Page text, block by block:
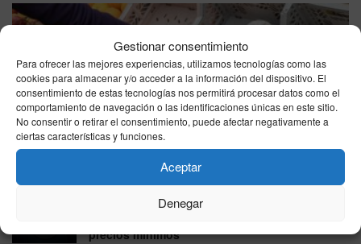
Gestionar consentimiento
Para ofrecer las mejores experiencias, utilizamos tecnologías como las
cookies para almacenar y/o acceder a la información del dispositivo. El
consentimiento de estas tecnologías nos permitirá procesar datos como el
comportamiento de navegación o las identificaciones únicas en este sitio.
No consentir o retirar el consentimiento, puede afectar negativamente a
ciertas características y funciones.
Aceptar
Denegar
El campo español eleva la presión contra Marruecos por
la competencia agrícola y reclama más controles
Precio de la luz en viernes 7 de agosto de
precios mínimos